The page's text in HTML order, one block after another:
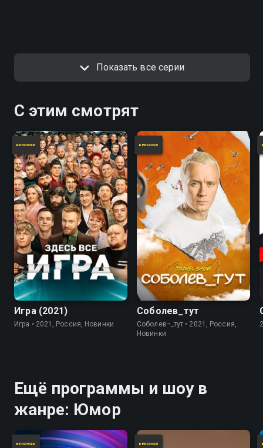
Показать все серии
С этим смотрят
7.8
Игра (2021)
Игра • 2021, Россия, Новинки
Соболев_тут
Соболев¬_тут • 2021, Россия,
Новинки
Ещё программы и шоу в
жанре: Юмор